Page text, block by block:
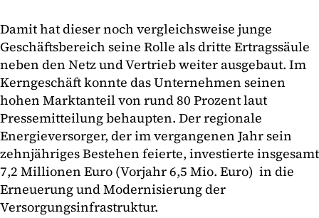
Damit hat dieser noch vergleichsweise junge
Geschäftsbereich seine Rolle als dritte Ertragssäule
neben den Netz und Vertrieb weiter ausgebaut. Im
Kerngeschäft konnte das Unternehmen seinen
hohen Marktanteil von rund 80 Prozent laut
Pressemitteilung behaupten. Der regionale
Energieversorger, der im vergangenen Jahr sein
zehnjähriges Bestehen feierte, investierte insgesamt
7,2 Millionen Euro (Vorjahr 6,5 Mio. Euro) in die
Erneuerung und Modernisierung der
Versorgungsinfrastruktur.